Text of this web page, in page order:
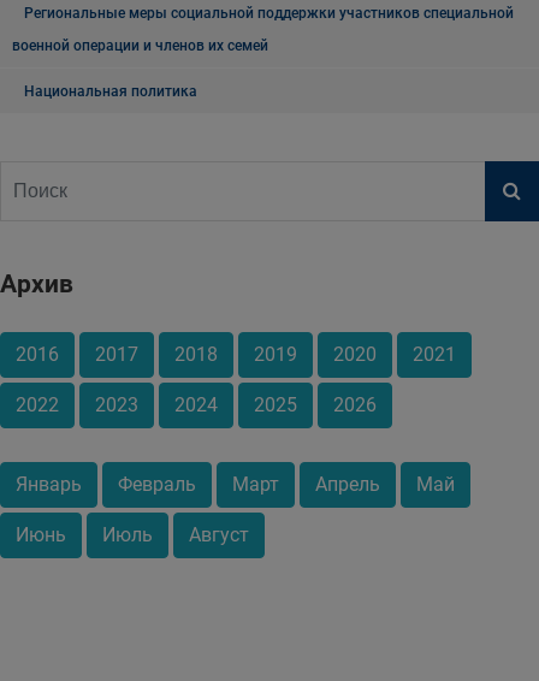
Региональные меры социальной поддержки участников специальной
военной операции и членов их семей
Национальная политика
Архив
2016 2017 2018 2019 2020 2021
2022 2023 2024 2025 2026
Январь Февраль Март Апрель Май
Июнь Июль Август